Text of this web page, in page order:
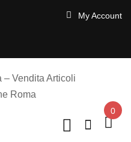
My Account
0